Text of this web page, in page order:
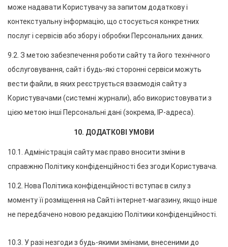
може надавати Користувачу за запитом додаткову і
контекстуальну інформацію, що стосується конкретних
послуг і сервісів або збору і обробки Персональних даних.
9.2. З метою забезпечення роботи сайту та його технічного
обслуговування, сайт і будь-які сторонні сервіси можуть
вести файли, в яких реєструється взаємодія сайту з
Користувачами (системні журнали), або використовувати з
цією метою інші Персональні дані (зокрема, IP-адреса).
10. ДОДАТКОВІ УМОВИ
10.1. Адміністрація сайту має право вносити зміни в
справжню Політику конфіденційності без згоди Користувача.
10.2. Нова Політика конфіденційності вступає в силу з
моменту її розміщення на Сайті інтернет-магазину, якщо інше
не передбачено новою редакцією Політики конфіденційності.
10.3. У разі незгоди з будь-якими змінами, внесеними до